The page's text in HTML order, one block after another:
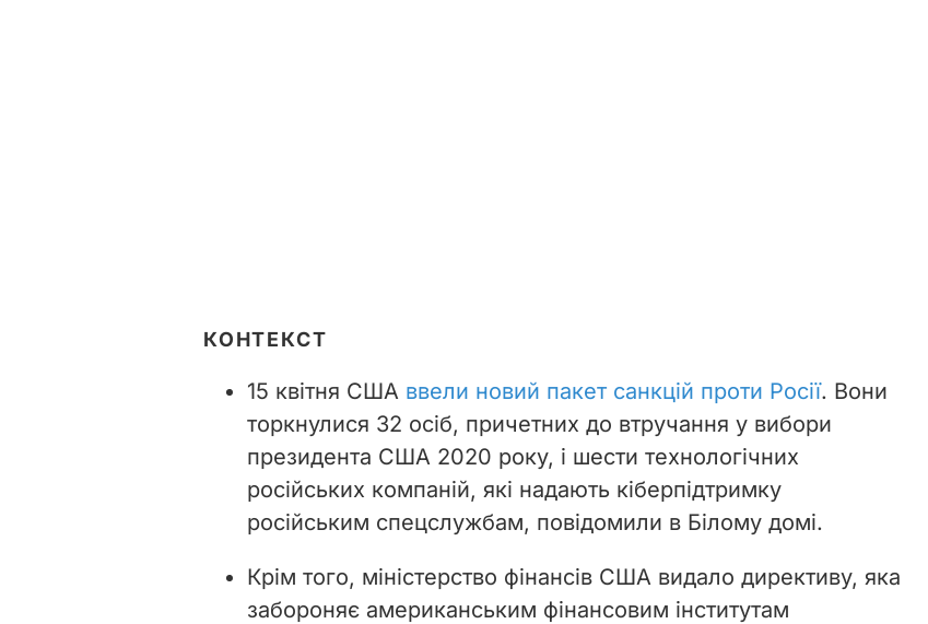
КОНТЕКСТ
15 квітня США ввели новий пакет санкцій проти Росії. Вони
торкнулися 32 осіб, причетних до втручання у вибори
президента США 2020 року, і шести технологічних
російських компаній, які надають кіберпідтримку
російським спецслужбам, повідомили в Білому домі.
Крім того, міністерство фінансів США видало директиву, яка
забороняє американським фінансовим інститутам